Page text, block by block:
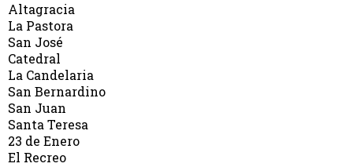
Altagracia
La Pastora
San José
Catedral
La Candelaria
San Bernardino
San Juan
Santa Teresa
23 de Enero
El Recreo